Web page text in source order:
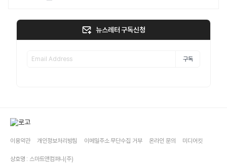
뉴스레터 구독신청
구독
이용약관 개인정보처리방침 이메일주소 무단수집 거부 온라인 문의 미디어킷
상호명 : 스마트앤컴퍼니(주)